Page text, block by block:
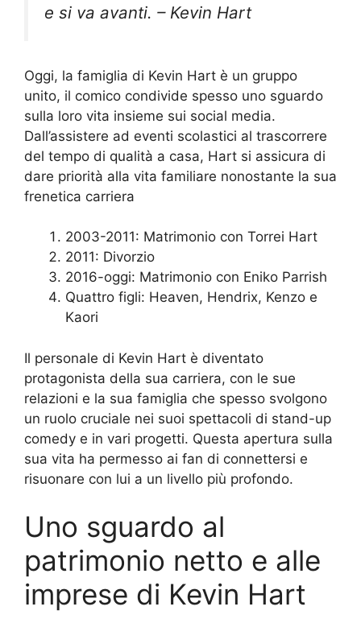
e si va avanti. – Kevin Hart
Oggi, la famiglia di Kevin Hart è un gruppo
unito, il comico condivide spesso uno sguardo
sulla loro vita insieme sui social media.
Dall’assistere ad eventi scolastici al trascorrere
del tempo di qualità a casa, Hart si assicura di
dare priorità alla vita familiare nonostante la sua
frenetica carriera
2003-2011: Matrimonio con Torrei Hart
2011: Divorzio
2016-oggi: Matrimonio con Eniko Parrish
Quattro figli: Heaven, Hendrix, Kenzo e
Kaori
Il personale di Kevin Hart è diventato
protagonista della sua carriera, con le sue
relazioni e la sua famiglia che spesso svolgono
un ruolo cruciale nei suoi spettacoli di stand-up
comedy e in vari progetti. Questa apertura sulla
sua vita ha permesso ai fan di connettersi e
risuonare con lui a un livello più profondo.
Uno sguardo al
patrimonio netto e alle
imprese di Kevin Hart